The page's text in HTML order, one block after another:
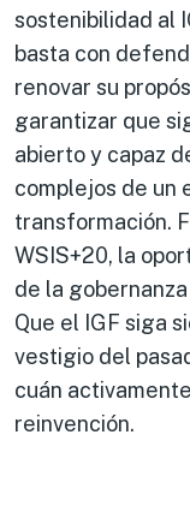
sostenibilidad al
basta con
renovar su
garantizar que
abierto y capaz
complejos de un
transformación.
WSIS+20, la
de la
Que el IGF siga
vestigio del
cuán
reinvención.